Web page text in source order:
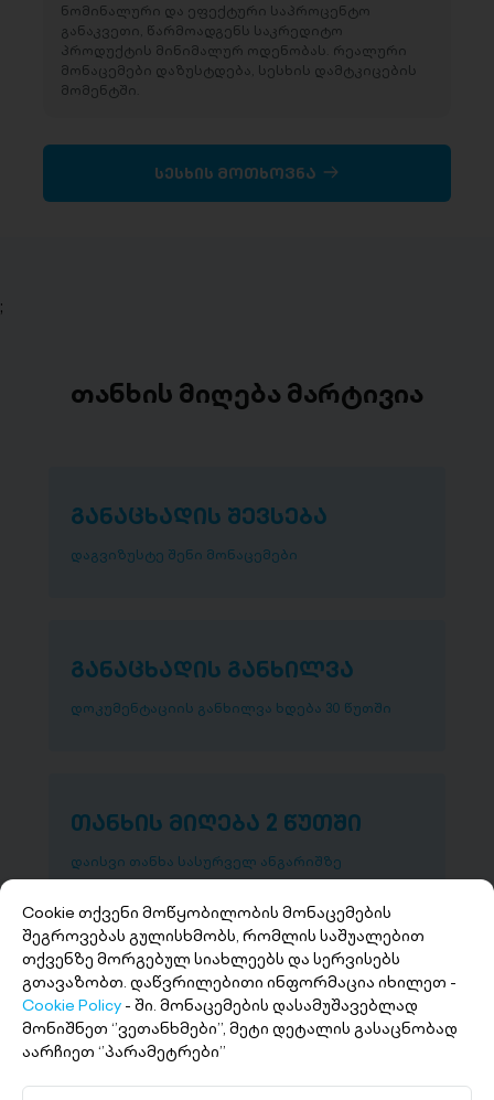
ნომინალური და ეფექტური საპროცენტო
განაკვეთი, წარმოადგენს საკრედიტო
პროდუქტის მინიმალურ ოდენობას. რეალური
მონაცემები დაზუსტდება, სესხის დამტკიცების
მომენტში.
სესხის მოთხოვნა
;
თანხის მიღება მარტივია
განაცხადის შევსება
დაგვიზუსტე შენი მონაცემები
განაცხადის განხილვა
დოკუმენტაციის განხილვა ხდება 30 წუთში
თანხის მიღება 2 წუთში
დაისვი თანხა სასურველ ანგარიშზე
Cookie თქვენი მოწყობილობის მონაცემების
შეგროვებას გულისხმობს, რომლის საშუალებით
თქვენზე მორგებულ სიახლეებს და სერვისებს
გთავაზობთ. დაწვრილებითი ინფორმაცია იხილეთ -
Cookie Policy - ში. მონაცემების დასამუშავებლად
მონიშნეთ ‘’ვეთანხმები’’, მეტი დეტალის გასაცნობად
აარჩიეთ ‘’პარამეტრები’’